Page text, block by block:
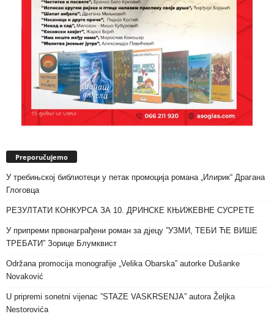
Preporučujemo
У требињској библиотеци у петак промоција романа „Илирик“ Драгана
Глоговца
РЕЗУЛТАТИ КОНКУРСА ЗА 10. ДРИНСКЕ КЊИЖЕВНЕ СУСРЕТЕ
У припреми првонаграђени роман за дјецу ”УЗМИ, ТЕБИ ЋЕ ВИШЕ
ТРЕБАТИ” Зорице Блумквист
Održana promocija monografije „Velika Obarska” autorke Dušanke
Novaković
U pripremi sonetni vijenac ”STAZE VASKRSENJA” autora Željka
Nestorovića